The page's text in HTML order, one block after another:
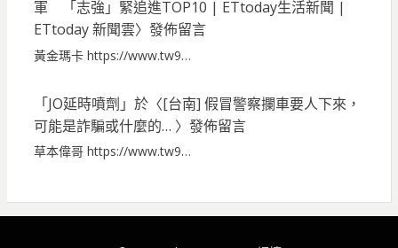
軍 「志強」緊追進TOP10 | ETtoday生活新聞 |
ETtoday 新聞雲〉發佈留言
黃金瑪卡 https://www.tw9…
「JO延時噴劑 」於〈[台南] 假冒警察攔車要人下來，
可能是詐騙或什麼的… 〉發佈留言
草本偉哥 https://www.tw9…